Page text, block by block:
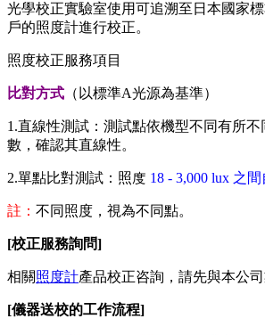
光學校正實驗室使用可追溯至日本國家
戶的照度計進行校正。
照度校正服務項目
比對方式 （以標準A光源為基準）
1.直線性測試：測試點依機型不同有所
數，確認其直線性。
2.單點比對測試：照度 18 - 3,000 lux 之
註： 不同照度，視為不同點。
[校正服務詢問]
相關照度計產品校正咨詢，請先與本公
[儀器送校的工作流程]